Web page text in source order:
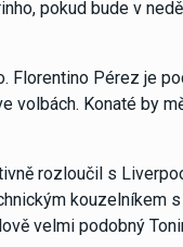
pokud bude v
Florentino Pérez je
volbách. Konaté by
rozloučil s
kouzelníkem
velmi podobný